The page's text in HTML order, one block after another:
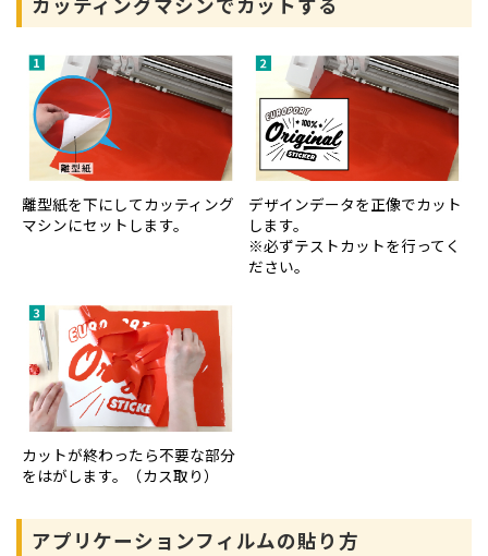
離型紙を下にしてカッティング
マシンにセットします。
デザインデータを正像でカット
します。
※必ずテストカットを行ってく
ださい。
カットが終わったら不要な部分
をはがします。（カス取り）
アプリケーションフィルムの貼り方